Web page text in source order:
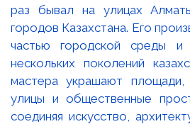
раз бывал на улицах
городов Казахстана. Его
частью городской среды и
нескольких поколений
мастера украшают площади,
улицы и общественные
соединяя искусство,